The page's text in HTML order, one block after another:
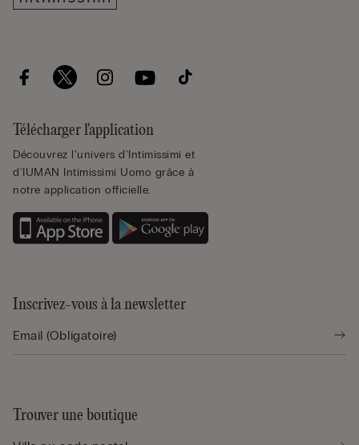
Télécharger l'application
Découvrez l'univers d'Intimissimi et
d'IUMAN Intimissimi Uomo grâce à
notre application officielle.
Inscrivez-vous à la newsletter
Trouver une boutique